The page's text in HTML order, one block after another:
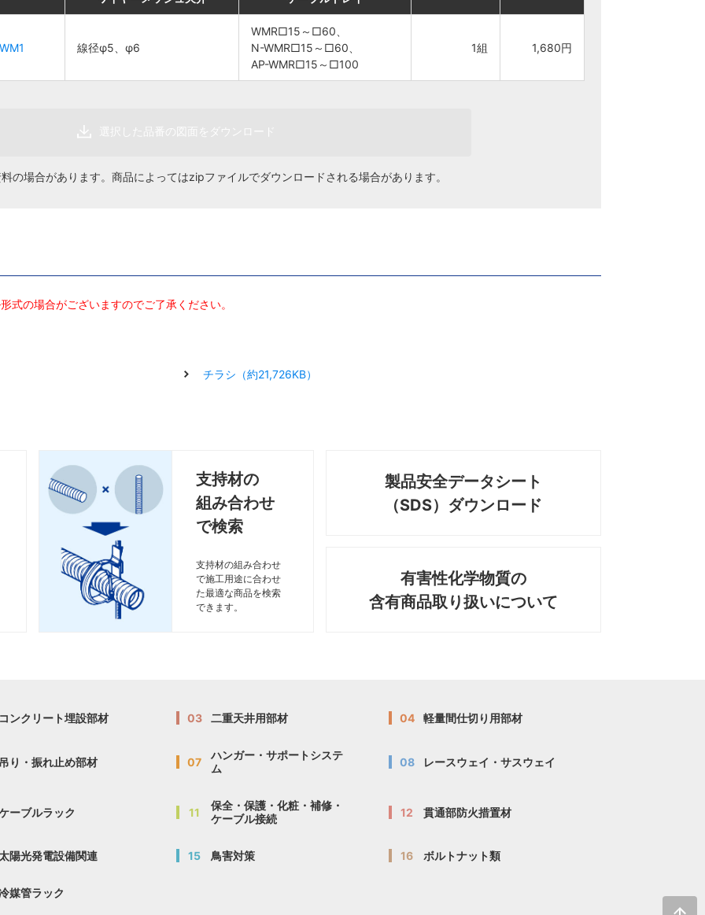
□60、
1組 1,680円
線径φ5、φ6
WMR□15～□60、
N-WMR□15～□60、
AP-WMR□15～□100
1組 1,680円
□60、
1組 1,680円
線径φ5、φ6
WMR□15～□60、
N-WMR□15～□60、
AP-WMR□15～□100
1組 1,680円
選択した品番の図面をダウンロード
の場合があります。商品によってはzipファイルでダウンロードされる場合があります。
式の場合がございますのでご了承ください。
チラシ（約21,726KB）
支持材の
組み合わせ
で検索
支持材の組み合わせ
で施工用途に合わせ
た最適な商品を検索
できます。
製品安全データシート
（SDS）ダウンロード
有害性化学物質の
含有商品取り扱いについて
ンクリート埋設部材 03 二重天井用部材 04 軽量間仕切り用部材
り・振れ止め部材 07
ハンガー・サポートシステ
ム
08 レースウェイ・サスウェイ
ーブルラック 11
保全・保護・化粧・補修・
ケーブル接続
12 貫通部防火措置材
陽光発電設備関連 15 鳥害対策 16 ボルトナット類
媒管ラック